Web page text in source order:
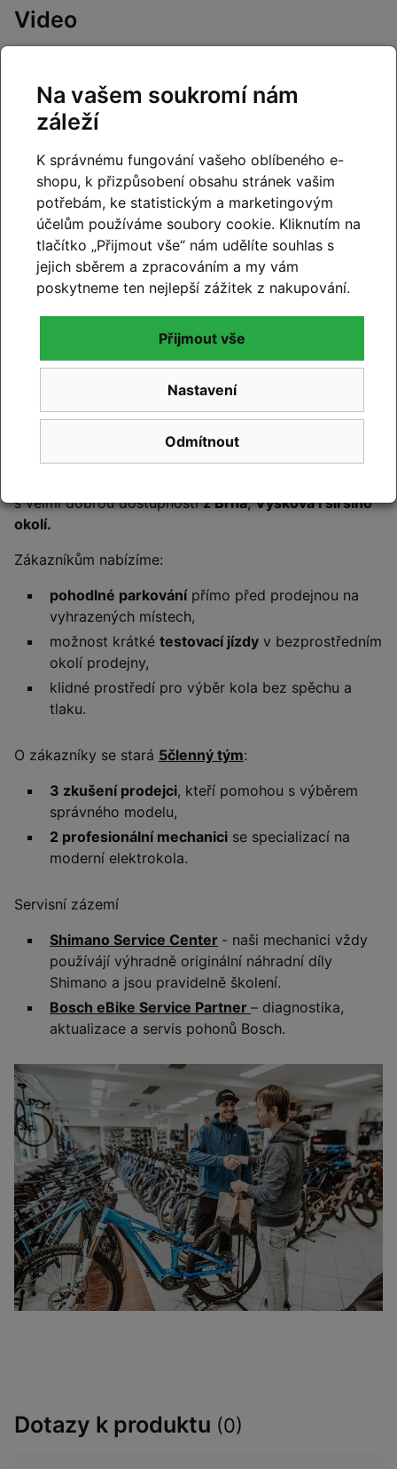
Video
Dokumenty
orbea-navod-k-obsluze-kola.pdf
Prodejna Cyklo Kyjovský –
Slavkov u Brna
s velmi dobrou dostupnostíz Brna,Vyškova i širšího
okolí.
Zákazníkům nabízíme:
pohodlné parkovánípřímo před prodejnou na
vyhrazených místech,
možnost krátké testovací jízdy v bezprostředním
okolí prodejny,
klidné prostředí pro výběr kola bez spěchu a
tlaku.
O zákazníky se stará 5členný tým:
3 zkušení prodejci, kteří pomohou s výběrem
správného modelu,
2 profesionální mechanici se specializací na
moderní elektrokola.
Servisní zázemí
Shimano Service Center - naši mechanici vždy
používájí výhradně originální náhradní díly
Shimano a jsou pravidelně školení.
Bosch eBike Service Partner – diagnostika,
aktualizace a servis pohonů Bosch.
Dotazy k produktu (0)
Na vašem soukromí nám
záleží
K správnému fungování vašeho oblíbeného e-
shopu, k přizpůsobení obsahu stránek vašim
potřebám, ke statistickým a marketingovým
účelům používáme soubory cookie. Kliknutím na
tlačítko „Přijmout vše“ nám udělíte souhlas s
jejich sběrem a zpracováním a my vám
poskytneme ten nejlepší zážitek z nakupování.
Odmítnout
Nastavení
Přijmout vše